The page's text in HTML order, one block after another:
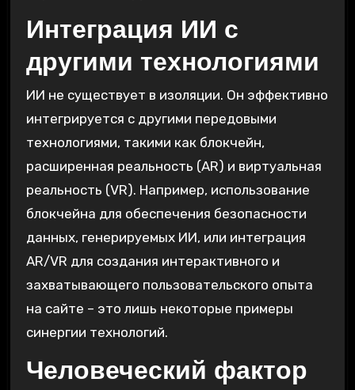
Интеграция ИИ с
другими технологиями
ИИ не существует в изоляции. Он эффективно
интегрируется с другими передовыми
технологиями, такими как блокчейн,
расширенная реальность (AR) и виртуальная
реальность (VR). Например, использование
блокчейна для обеспечения безопасности
данных, генерируемых ИИ, или интеграция
AR/VR для создания интерактивного и
захватывающего пользовательского опыта
на сайте – это лишь некоторые примеры
синергии технологий.
Человеческий фактор